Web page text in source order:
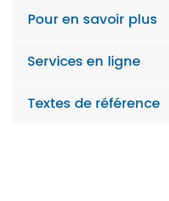
Pour en savoir plus
Services en ligne
Textes de référence